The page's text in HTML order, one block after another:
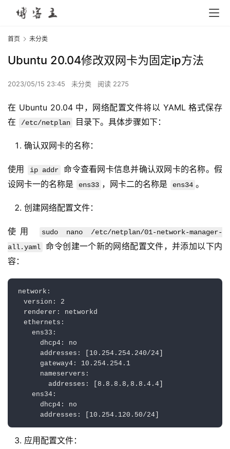
首页 未分类
Ubuntu 20.04修改双网卡为固定ip方法
2023/05/15 23:45 未分类 阅读 2275
在 Ubuntu 20.04 中，网络配置文件将以 YAML 格式保存
在
/etc/netplan 目录下。具体步骤如下：
确认双网卡的名称：
使用 ip addr
命令查看网卡信息并确认双网卡的名称。假
设网卡一的名称是
ens33 ，网卡二的名称是 ens34 。
创建网络配置文件：
使用
sudo nano /etc/netplan/01-network-manager-
all.yaml
命令创建一个新的网络配置文件，并添加以下内
容：
network:
  version: 2
  renderer: networkd
  ethernets:
    ens33:
      dhcp4: no
      addresses: [10.254.254.240/24]
      gateway4: 10.254.254.1
      nameservers:
        addresses: [8.8.8.8,8.8.4.4]
    ens34:
      dhcp4: no
应用配置文件：